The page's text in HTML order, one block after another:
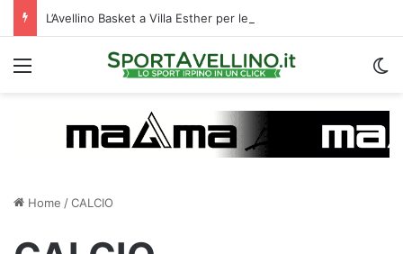
Menu
Home /CALCIO